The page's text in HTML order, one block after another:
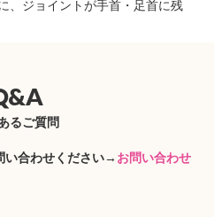
、ジョイントが手首・足首に残
るご質問
い合わせください→ お問い合わせ